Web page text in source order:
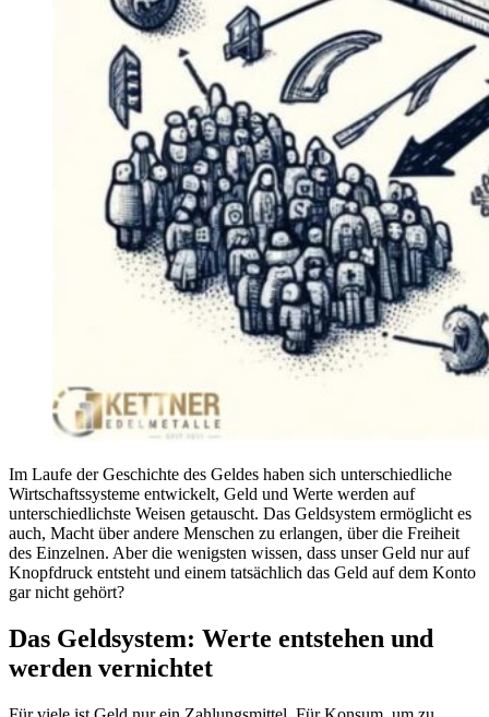
Im Laufe der Geschichte des Geldes haben sich unterschiedliche
Wirtschaftssysteme entwickelt, Geld und Werte werden auf
unterschiedlichste Weisen getauscht. Das Geldsystem ermöglicht es
auch, Macht über andere Menschen zu erlangen, über die Freiheit
des Einzelnen. Aber die wenigsten wissen, dass unser Geld nur auf
Knopfdruck entsteht und einem tatsächlich das Geld auf dem Konto
gar nicht gehört?
Das Geldsystem: Werte entstehen und
werden vernichtet